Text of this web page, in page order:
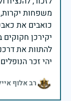
משפחות
כואבים את
יקירכן
יהי זכר
רב אלוף